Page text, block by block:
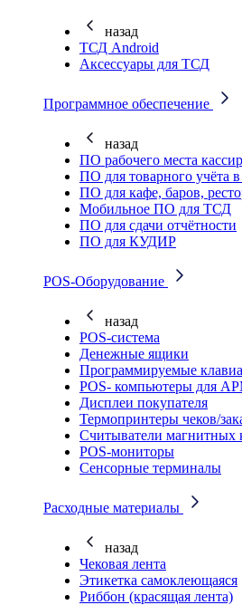
назад
ТСД Android
Аксессуары для ТСД
Программное обеспечение
назад
ПО рабочего места
ПО для товарного учёта
ПО для кафе, баров,
Мобильное ПО для ТСД
ПО для сдачи отчётности
ПО для КУДИР
POS-Оборудование
назад
POS-система
Денежные ящики
Программируемые
POS- компьютеры для
Дисплеи покупателя
Термопринтеры чеков/
Считыватели магнитных
POS-мониторы
Сенсорные терминалы
Расходные материалы
назад
Чековая лента
Этикетка самоклеющаяся
Риббон (красящая лента)